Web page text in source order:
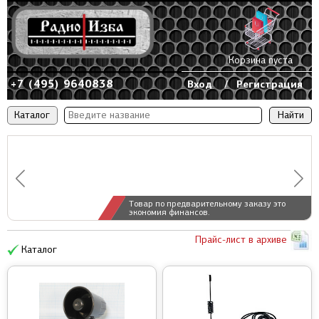
Каталог
Товар по предварительному заказу это
экономия финансов.
+7 (495) 9640838 Вход / Регистрация
Корзина пуста
Каталог
Прайс-лист в архиве